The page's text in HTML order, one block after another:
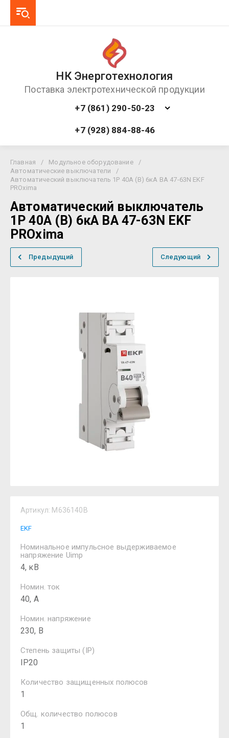
НК Энерготехнология
Поставка электротехнической продукции
+7 (861) 290-50-23
+7 (928) 884-88-46
Главная / Модульное оборудование
/
Автоматические выключатели
/
Автоматический выключатель 1P 40А (B) 6кА ВА 47-63N EKF
PROxima
Автоматический выключатель
1P 40А (B) 6кА ВА 47-63N EKF
PROxima
Предыдущий Следующий
Артикул: M636140B
EKF
Номинальное импульсное выдерживаемое
напряжение Uimp
4, кВ
Номин. ток
40, А
Номин. напряжение
230, В
Степень защиты (IP)
IP20
Количество защищенных полюсов
1
Общ. количество полюсов
1